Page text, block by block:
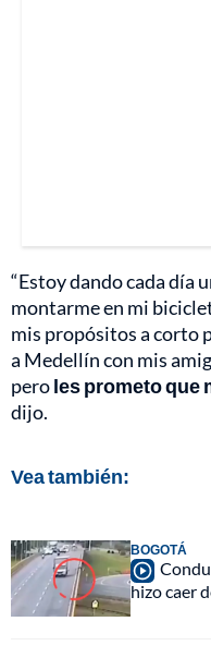
“Estoy dando cada día
montarme en mi
mis propósitos a corto
a Medellín con mis
peroles prometo que
dijo.
Vea también:
BOGOTÁ
hizo caer